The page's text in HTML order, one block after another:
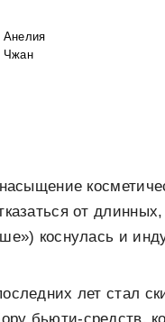
Анелия
Чжан
от
коснулась и
лет стал